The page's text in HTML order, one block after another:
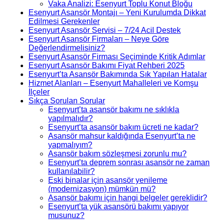
Vaka Analizi: Esenyurt Toplu Konut Bloğu
Esenyurt Asansör Montajı – Yeni Kurulumda Dikkat
Edilmesi Gerekenler
Esenyurt Asansör Servisi – 7/24 Acil Destek
Esenyurt Asansör Firmaları – Neye Göre
Değerlendirmelisiniz?
Esenyurt Asansör Firması Seçiminde Kritik Adımlar
Esenyurt Asansör Bakımı Fiyat Rehberi 2025
Esenyurt’ta Asansör Bakımında Sık Yapılan Hatalar
Hizmet Alanları – Esenyurt Mahalleleri ve Komşu
İlçeler
Sıkça Sorulan Sorular
Esenyurt’ta asansör bakımı ne sıklıkla
yapılmalıdır?
Esenyurt’ta asansör bakım ücreti ne kadar?
Asansör mahsur kaldığında Esenyurt’ta ne
yapmalıyım?
Asansör bakım sözleşmesi zorunlu mu?
Esenyurt’ta deprem sonrası asansör ne zaman
kullanılabilir?
Eski binalar için asansör yenileme
(modernizasyon) mümkün mü?
Asansör bakımı için hangi belgeler gereklidir?
Esenyurt’ta yük asansörü bakımı yapıyor
musunuz?